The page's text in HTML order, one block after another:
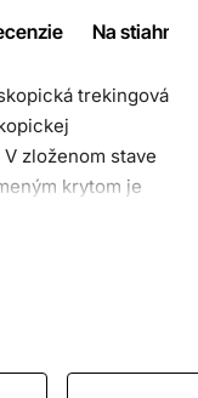
Na
trekingová
zloženom stave
krytom je
na 27 cm a
bude